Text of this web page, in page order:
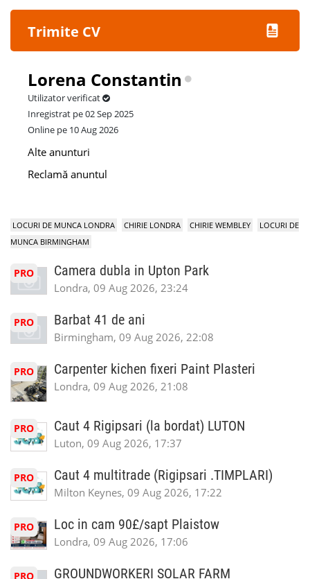
Trimite CV
Lorena Constantin
Utilizator verificat
Inregistrat pe 02 Sep 2025
Online pe 10 Aug 2026
Alte anunturi
Reclamă anuntul
LOCURI DE MUNCA LONDRA CHIRIE LONDRA CHIRIE WEMBLEY
LOCURI DE
MUNCA BIRMINGHAM
PRO Camera dubla in Upton Park
Londra, 09 Aug 2026, 23:24
PRO Barbat 41 de ani
Birmingham, 09 Aug 2026, 22:08
PRO Carpenter kichen fixeri Paint Plasteri
Londra, 09 Aug 2026, 21:08
PRO Caut 4 Rigipsari (la bordat) LUTON
Luton, 09 Aug 2026, 17:37
PRO Caut 4 multitrade (Rigipsari .TIMPLARI)
Milton Keynes, 09 Aug 2026, 17:22
PRO Loc in cam 90£/sapt Plaistow
Londra, 09 Aug 2026, 17:06
PRO GROUNDWORKERI SOLAR FARM